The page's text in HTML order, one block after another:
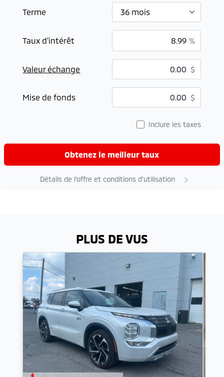
Terme
Taux d’intérêt %
Valeur échange $ $
Mise de fonds $
Inclure les taxes
Obtenez le meilleur taux
Détails de l'offre et conditions d'utilisation
PLUS DE VUS